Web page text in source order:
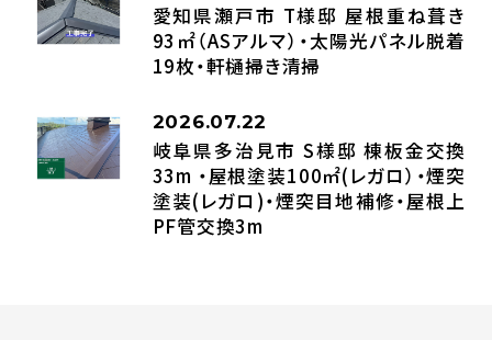
愛知県瀬戸市 T様邸 屋根重ね葺き
93㎡（ASアルマ）・太陽光パネル脱着
19枚・軒樋掃き清掃
2026.07.22
岐阜県多治見市 S様邸 棟板金交換
33m ・屋根塗装100㎡(レガロ）・煙突
塗装(レガロ)・煙突目地補修・屋根上
PF管交換3m